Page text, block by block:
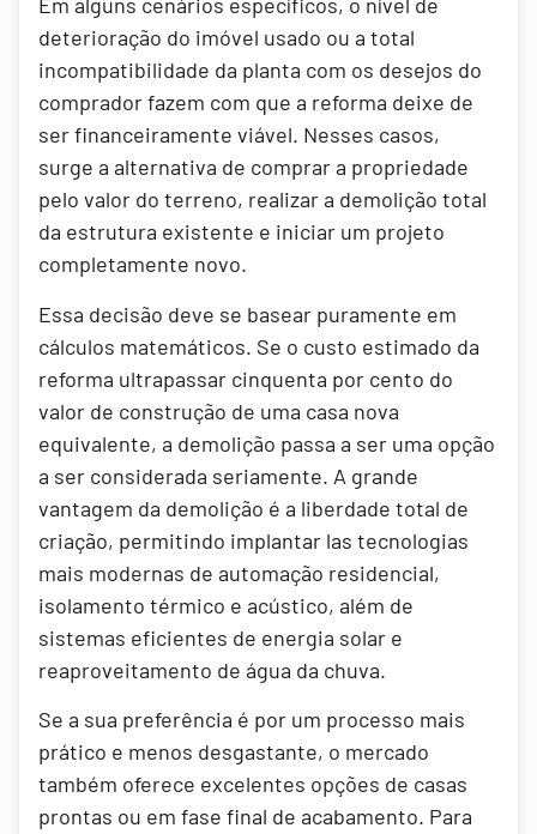
Em alguns cenários específicos, o nível de
deterioração do imóvel usado ou a total
incompatibilidade da planta com os desejos do
comprador fazem com que a reforma deixe de
ser financeiramente viável. Nesses casos,
surge a alternativa de comprar a propriedade
pelo valor do terreno, realizar a demolição total
da estrutura existente e iniciar um projeto
completamente novo.
Essa decisão deve se basear puramente em
cálculos matemáticos. Se o custo estimado da
reforma ultrapassar cinquenta por cento do
valor de construção de uma casa nova
equivalente, a demolição passa a ser uma opção
a ser considerada seriamente. A grande
vantagem da demolição é a liberdade total de
criação, permitindo implantar las tecnologias
mais modernas de automação residencial,
isolamento térmico e acústico, além de
sistemas eficientes de energia solar e
reaproveitamento de água da chuva.
Se a sua preferência é por um processo mais
prático e menos desgastante, o mercado
também oferece excelentes opções de casas
prontas ou em fase final de acabamento. Para